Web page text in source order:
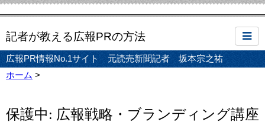
記者が教える広報PRの方法
広報PR情報No.1サイト 元読売新聞記者 坂本宗之祐
ホーム >
保護中: 広報戦略・ブランディング講座